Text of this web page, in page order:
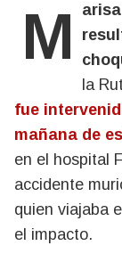
Marisa Biec, una de las mujeres que
la
fue
mañana de
en el hospital
accidente
quien viajaba
el impacto.